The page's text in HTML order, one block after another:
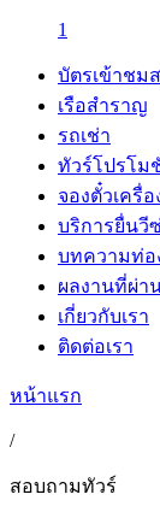
1
บัตรเข้าชม
เรือสำราญ
รถเช่า
ทัวร์โปรโม
จองตั๋วเครื่
บริการยื่นวี
บทความท่อ
ผลงานที่ผ่า
เกี่ยวกับเรา
ติดต่อเรา
หน้าแรก
/
สอบถามทัวร์